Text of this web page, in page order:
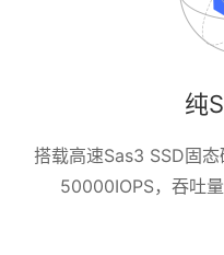
纯
搭载高速Sas3 SSD固
50000IOPS，吞吐